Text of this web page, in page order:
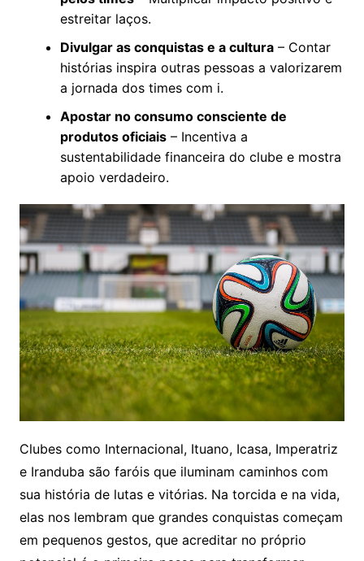
estreitar laços.
Divulgar as conquistas e a cultura– Contar
histórias inspira outras pessoas a valorizarem
a jornada dos times com i.
Apostar no consumo consciente de
produtos oficiais– Incentiva a
sustentabilidade financeira do clube e mostra
apoio verdadeiro.
Clubes como Internacional, Ituano, Icasa, Imperatriz
e Iranduba são faróis que iluminam caminhos com
sua história de lutas e vitórias. Na torcida e na vida,
elas nos lembram que grandes conquistas começam
em pequenos gestos, que acreditar no próprio